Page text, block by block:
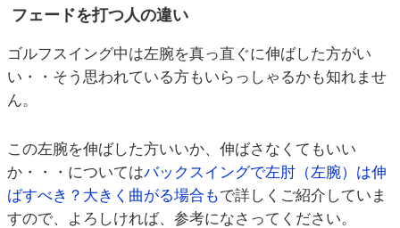
フェードを打つ人の違い
ゴルフスイング中は左腕を真っ直ぐに伸ばした方がい
い・・そう思われている方もいらっしゃるかも知れませ
ん。
この左腕を伸ばした方いいか、伸ばさなくてもいい
か・・・についてはバックスイングで左肘（左腕）は伸
ばすべき？大きく曲がる場合もで詳しくご紹介していま
すので、よろしければ、参考になさってください。